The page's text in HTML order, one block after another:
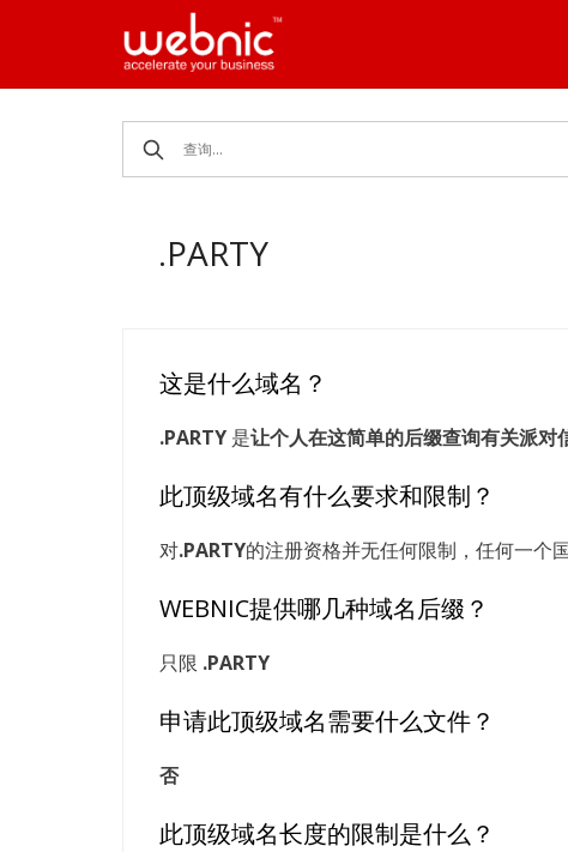
.PARTY
这是什么域名？
.PARTY 是让个人在这简单的后缀查询有关派对
此顶级域名有什么要求和限制？
对.PARTY的注册资格并无任何限制，任何一个
WEBNIC提供哪几种域名后缀？
只限 .PARTY
申请此顶级域名需要什么文件？
否
此顶级域名长度的限制是什么？